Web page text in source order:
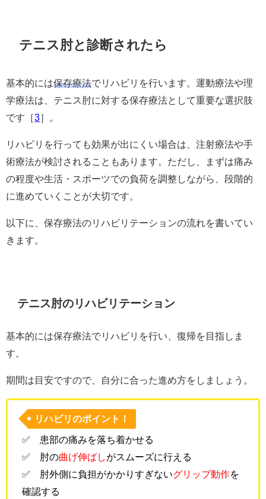
テニス肘と診断されたら
基本的には保存療法でリハビリを行います。運動療法や理
学療法は、テニス肘に対する保存療法として重要な選択肢
です［3］。
リハビリを行っても効果が出にくい場合は、注射療法や手
術療法が検討されることもあります。ただし、まずは痛み
の程度や生活・スポーツでの負荷を調整しながら、段階的
に進めていくことが大切です。
以下に、保存療法のリハビリテーションの流れを書いてい
きます。
テニス肘のリハビリテーション
基本的には保存療法でリハビリを行い、復帰を目指しま
す。
期間は目安ですので、自分に合った進め方をしましょう。
リハビリのポイント！
✅ 患部の痛みを落ち着かせる
✅ 肘の曲げ伸ばしがスムーズに行える
✅ 肘外側に負担がかかりすぎないグリップ動作を
確認する